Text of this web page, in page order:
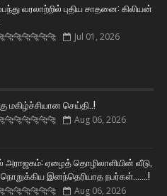
வரலாற்றில் புதிய சாதனை: கிலியன்
Jul 01, 2026
மகிழ்ச்சியான செய்தி..!
Aug 06, 2026
அராஜகம்: ஏழைத் தொழிலாளியின் வீடு,
இனந்தெரியாத நபர்கள்.......!
Aug 06, 2026